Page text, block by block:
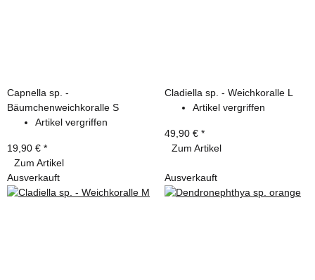
Capnella sp. -
Bäumchenweichkoralle S
Artikel vergriffen
19,90 € *
Zum Artikel
Cladiella sp. - Weichkoralle L
Artikel vergriffen
49,90 € *
Zum Artikel
Ausverkauft Ausverkauft